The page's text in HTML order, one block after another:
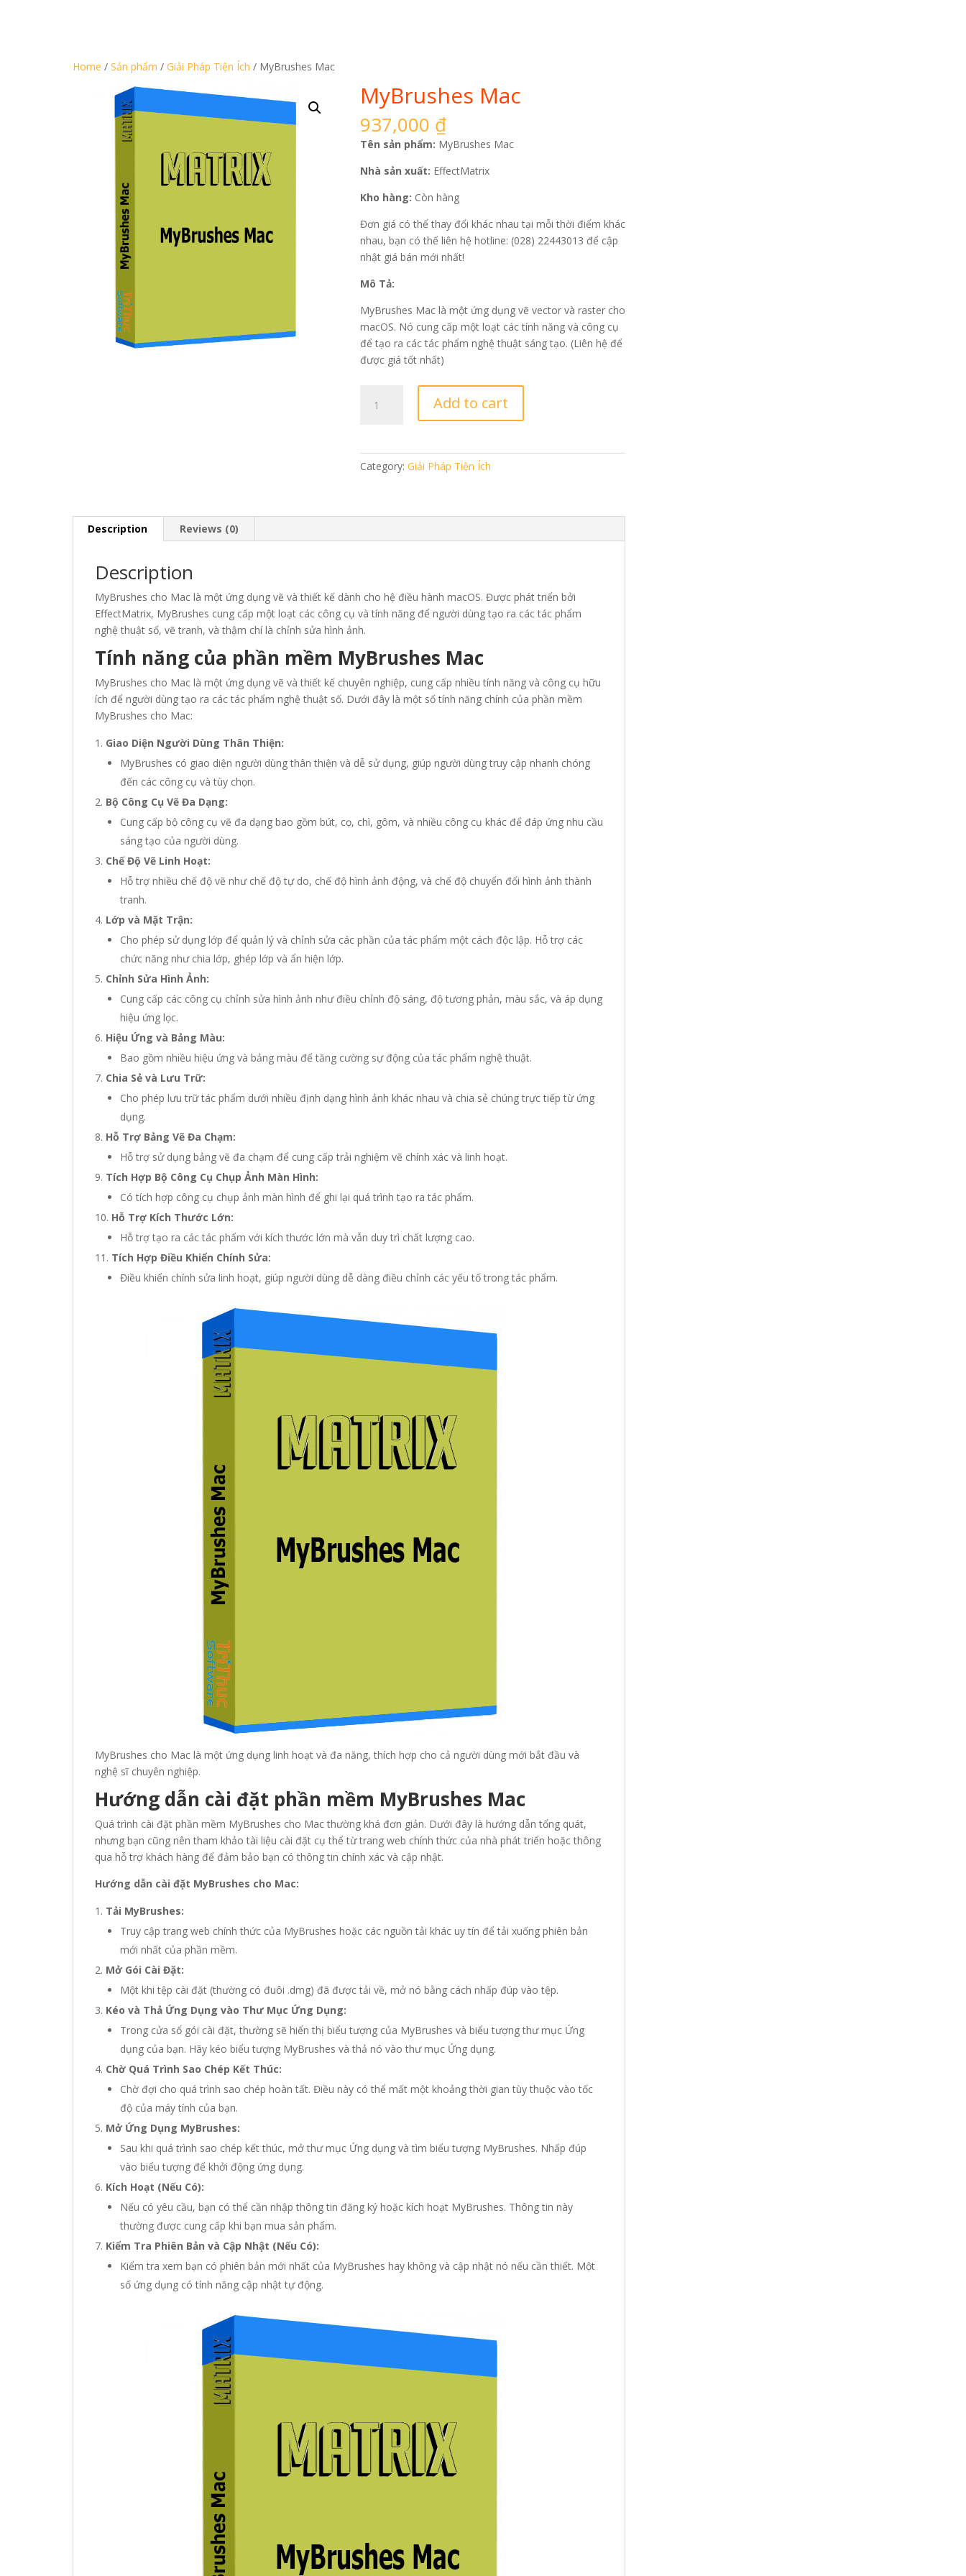
Home / Sản phẩm / Giải Pháp Tiện Ích / MyBrushes Mac
MyBrushes Mac
937,000 ₫
Tên sản phẩm: MyBrushes Mac
Nhà sản xuất: EffectMatrix
Kho hàng: Còn hàng
Đơn giá có thể thay đổi khác nhau tại mỗi thời điểm khác
nhau, bạn có thể liên hệ hotline: (028) 22443013 để cập
nhật giá bán mới nhất!
Mô Tả:
MyBrushes Mac là một ứng dụng vẽ vector và raster cho
macOS. Nó cung cấp một loạt các tính năng và công cụ
để tạo ra các tác phẩm nghệ thuật sáng tạo. (Liên hệ để
được giá tốt nhất)
Mac
Add to cart
Category:Giải Pháp Tiện Ích
Description Reviews (0)
Description
MyBrushes cho Mac là một ứng dụng vẽ và thiết kế dành cho hệ điều hành macOS. Được phát triển bởi
EffectMatrix, MyBrushes cung cấp một loạt các công cụ và tính năng để người dùng tạo ra các tác phẩm
nghệ thuật số, vẽ tranh, và thậm chí là chỉnh sửa hình ảnh.
Tính năng của phần mềm MyBrushes Mac
MyBrushes cho Mac là một ứng dụng vẽ và thiết kế chuyên nghiệp, cung cấp nhiều tính năng và công cụ hữu
ích để người dùng tạo ra các tác phẩm nghệ thuật số. Dưới đây là một số tính năng chính của phần mềm
MyBrushes cho Mac:
Giao Diện Người Dùng Thân Thiện:
MyBrushes có giao diện người dùng thân thiện và dễ sử dụng, giúp người dùng truy cập nhanh chóng
đến các công cụ và tùy chọn.
Bộ Công Cụ Vẽ Đa Dạng:
Cung cấp bộ công cụ vẽ đa dạng bao gồm bút, cọ, chì, gôm, và nhiều công cụ khác để đáp ứng nhu cầu
sáng tạo của người dùng.
Chế Độ Vẽ Linh Hoạt:
Hỗ trợ nhiều chế độ vẽ như chế độ tự do, chế độ hình ảnh động, và chế độ chuyển đổi hình ảnh thành
tranh.
Lớp và Mặt Trận:
Cho phép sử dụng lớp để quản lý và chỉnh sửa các phần của tác phẩm một cách độc lập. Hỗ trợ các
chức năng như chia lớp, ghép lớp và ẩn hiện lớp.
Chỉnh Sửa Hình Ảnh:
Cung cấp các công cụ chỉnh sửa hình ảnh như điều chỉnh độ sáng, độ tương phản, màu sắc, và áp dụng
hiệu ứng lọc.
Hiệu Ứng và Bảng Màu:
Bao gồm nhiều hiệu ứng và bảng màu để tăng cường sự động của tác phẩm nghệ thuật.
Chia Sẻ và Lưu Trữ:
Cho phép lưu trữ tác phẩm dưới nhiều định dạng hình ảnh khác nhau và chia sẻ chúng trực tiếp từ ứng
dụng.
Hỗ Trợ Bảng Vẽ Đa Chạm:
Hỗ trợ sử dụng bảng vẽ đa chạm để cung cấp trải nghiệm vẽ chính xác và linh hoạt.
Tích Hợp Bộ Công Cụ Chụp Ảnh Màn Hình:
Có tích hợp công cụ chụp ảnh màn hình để ghi lại quá trình tạo ra tác phẩm.
Hỗ Trợ Kích Thước Lớn:
Hỗ trợ tạo ra các tác phẩm với kích thước lớn mà vẫn duy trì chất lượng cao.
Tích Hợp Điều Khiển Chính Sửa:
Điều khiển chính sửa linh hoạt, giúp người dùng dễ dàng điều chỉnh các yếu tố trong tác phẩm.
MyBrushes cho Mac là một ứng dụng linh hoạt và đa năng, thích hợp cho cả người dùng mới bắt đầu và
nghệ sĩ chuyên nghiệp.
Hướng dẫn cài đặt phần mềm MyBrushes Mac
Quá trình cài đặt phần mềm MyBrushes cho Mac thường khá đơn giản. Dưới đây là hướng dẫn tổng quát,
nhưng bạn cũng nên tham khảo tài liệu cài đặt cụ thể từ trang web chính thức của nhà phát triển hoặc thông
qua hỗ trợ khách hàng để đảm bảo bạn có thông tin chính xác và cập nhật.
Hướng dẫn cài đặt MyBrushes cho Mac:
Tải MyBrushes:
Truy cập trang web chính thức của MyBrushes hoặc các nguồn tải khác uy tín để tải xuống phiên bản
mới nhất của phần mềm.
Mở Gói Cài Đặt:
Một khi tệp cài đặt (thường có đuôi .dmg) đã được tải về, mở nó bằng cách nhấp đúp vào tệp.
Kéo và Thả Ứng Dụng vào Thư Mục Ứng Dụng:
Trong cửa sổ gói cài đặt, thường sẽ hiển thị biểu tượng của MyBrushes và biểu tượng thư mục Ứng
dụng của bạn. Hãy kéo biểu tượng MyBrushes và thả nó vào thư mục Ứng dụng.
Chờ Quá Trình Sao Chép Kết Thúc:
Chờ đợi cho quá trình sao chép hoàn tất. Điều này có thể mất một khoảng thời gian tùy thuộc vào tốc
độ của máy tính của bạn.
Mở Ứng Dụng MyBrushes:
Sau khi quá trình sao chép kết thúc, mở thư mục Ứng dụng và tìm biểu tượng MyBrushes. Nhấp đúp
vào biểu tượng để khởi động ứng dụng.
Kích Hoạt (Nếu Có):
Nếu có yêu cầu, bạn có thể cần nhập thông tin đăng ký hoặc kích hoạt MyBrushes. Thông tin này
thường được cung cấp khi bạn mua sản phẩm.
Kiểm Tra Phiên Bản và Cập Nhật (Nếu Có):
Kiểm tra xem bạn có phiên bản mới nhất của MyBrushes hay không và cập nhật nó nếu cần thiết. Một
số ứng dụng có tính năng cập nhật tự động.